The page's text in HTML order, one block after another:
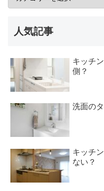
人気記事
キッチ
側？
洗面の
キッチ
ない？